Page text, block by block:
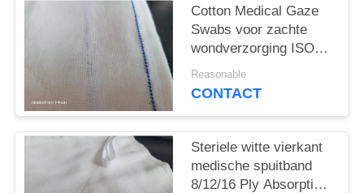
Cotton Medical Gaze
Swabs voor zachte
wondverzorging ISO
gecertificeerd
Reasonable
CONTACT
Steriele witte vierkant
medische spuitband
8/12/16 Ply Absorptie